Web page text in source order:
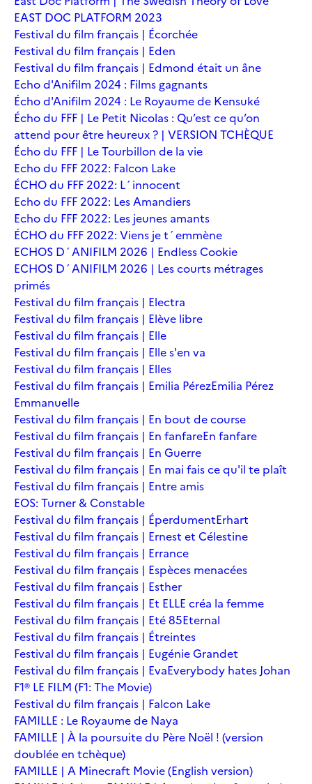
EAST DOC PLATFORM 2023
Festival du film français | Écorchée
Festival du film français | Eden
Festival du film français | Edmond était un âne
Echo d'Anifilm 2024 : Films gagnants
Écho d'Anifilm 2024 : Le Royaume de Kensuké
Écho du FFF | Le Petit Nicolas : Qu’est ce qu’on
attend pour être heureux ? | VERSION TCHÈQUE
Écho du FFF | Le Tourbillon de la vie
Echo du FFF 2022: Falcon Lake
ÉCHO du FFF 2022: L´innocent
Echo du FFF 2022: Les Amandiers
Echo du FFF 2022: Les jeunes amants
ÉCHO du FFF 2022: Viens je t´emmène
ECHOS D´ANIFILM 2026 | Endless Cookie
ECHOS D´ANIFILM 2026 | Les courts métrages
primés
Festival du film français | Electra
Festival du film français | Elève libre
Festival du film français | Elle
Festival du film français | Elle s'en va
Festival du film français | Elles
Festival du film français | Emilia PérezEmilia Pérez
Emmanuelle
Festival du film français | En bout de course
Festival du film français | En fanfareEn fanfare
Festival du film français | En Guerre
Festival du film français | En mai fais ce qu'il te plaît
Festival du film français | Entre amis
EOS: Turner & Constable
Festival du film français | ÉperdumentErhart
Festival du film français | Ernest et Célestine
Festival du film français | Errance
Festival du film français | Espèces menacées
Festival du film français | Esther
Festival du film français | Et ELLE créa la femme
Festival du film français | Eté 85Eternal
Festival du film français | Étreintes
Festival du film français | Eugénie Grandet
Festival du film français | EvaEverybody hates Johan
F1® LE FILM (F1: The Movie)
Festival du film français | Falcon Lake
FAMILLE : Le Royaume de Naya
FAMILLE | À la poursuite du Père Noël ! (version
doublée en tchèque)
FAMILLE | A Minecraft Movie (English version)